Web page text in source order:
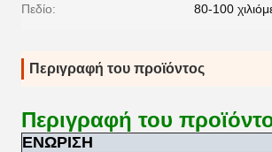
Πεδίο: 80-100
Περιγραφή του προϊόντος
Περιγραφή του
ΕΝΩΡΙΣΗ